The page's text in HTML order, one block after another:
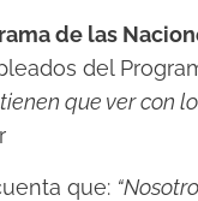
de las
del
que ver con
que: